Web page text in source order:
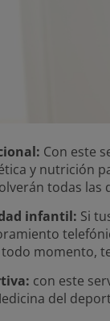
Con este
y nutrición
todas
infantil: Si
momento,
con este
del